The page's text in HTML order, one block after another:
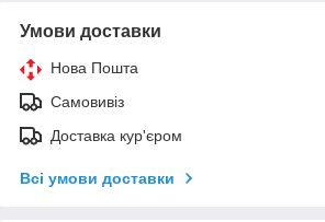
Умови доставки
Нова Пошта
Самовивіз
Доставка кур'єром
Всі умови доставки